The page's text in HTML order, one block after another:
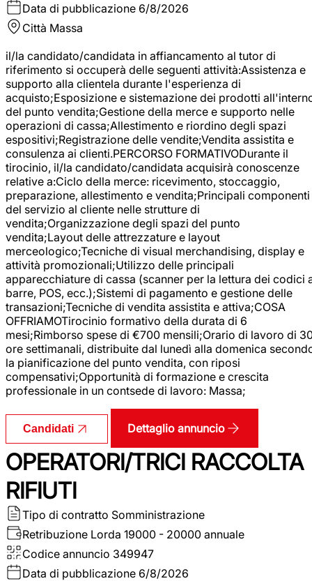
Data di pubblicazione 6/8/2026
Città Massa
il/la candidato/candidata in affiancamento al tutor di
riferimento si occuperà delle seguenti attività:Assistenza e
supporto alla clientela durante l'esperienza di
acquisto;Esposizione e sistemazione dei prodotti
del punto vendita;Gestione della merce e supporto nelle
operazioni di cassa;Allestimento e riordino degli spazi
espositivi;Registrazione delle vendite;Vendita assistita e
consulenza ai clienti.PERCORSO FORMATIVODurante il
tirocinio, il/la candidato/candidata acquisirà conoscenze
relative a:Ciclo della merce: ricevimento, stoccaggio,
preparazione, allestimento e vendita;Principali componenti
del servizio al cliente nelle strutture di
vendita;Organizzazione degli spazi del punto
vendita;Layout delle attrezzature e layout
merceologico;Tecniche di visual merchandising, display e
attività promozionali;Utilizzo delle principali
apparecchiature di cassa (scanner per la lettura dei codici
barre, POS, ecc.);Sistemi di pagamento e gestione delle
transazioni;Tecniche di vendita assistita e attiva;COSA
OFFRIAMOTirocinio formativo della durata di 6
mesi;Rimborso spese di €700 mensili;Orario di lavoro di
ore settimanali, distribuite dal lunedì alla domenica
la pianificazione del punto vendita, con riposi
compensativi;Opportunità di formazione e crescita
professionale in un contsede di lavoro: Massa;
Candidati Dettaglio annuncio
OPERATORI/TRICI RACCOLTA
RIFIUTI
Tipo di contratto Somministrazione
Retribuzione Lorda 19000 - 20000 annuale
Codice annuncio 349947
Data di pubblicazione 6/8/2026